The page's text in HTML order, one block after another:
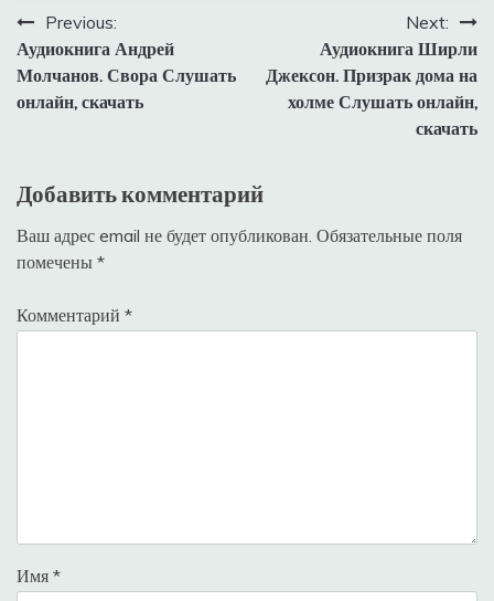
Навигация
по
записям
Previous:
Аудиокнига Андрей
Молчанов. Свора Слушать
онлайн, скачать
Next:
Аудиокнига Ширли
Джексон. Призрак дома на
холме Слушать онлайн,
скачать
Добавить комментарий
Ваш адрес email не будет опубликован. Обязательные поля
помечены *
Комментарий *
Имя *